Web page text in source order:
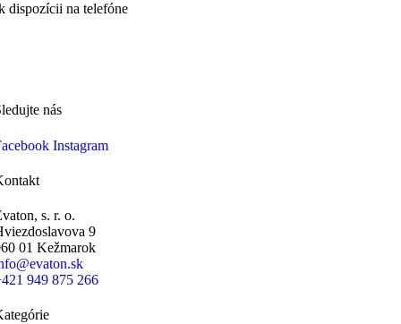
dispozícii na telefóne
nás
Instagram
s. r. o.
9
01 Kežmarok
949 875 266